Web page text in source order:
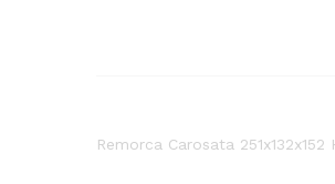
Remorca Carosata